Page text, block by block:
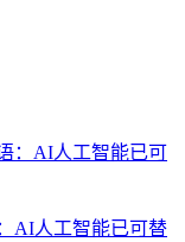
AI人工智能已可替